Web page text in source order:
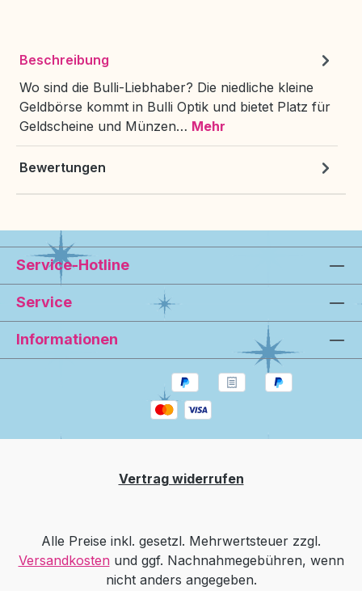
Beschreibung
Wo sind die Bulli-Liebhaber? Die niedliche kleine
Geldbörse kommt in Bulli Optik und bietet Platz für
Geldscheine und Münzen… Mehr
Bewertungen
Service-Hotline
Service
Informationen
Vertrag widerrufen
Alle Preise inkl. gesetzl. Mehrwertsteuer zzgl.
Versandkostenund ggf. Nachnahmegebühren, wenn
nicht anders angegeben.